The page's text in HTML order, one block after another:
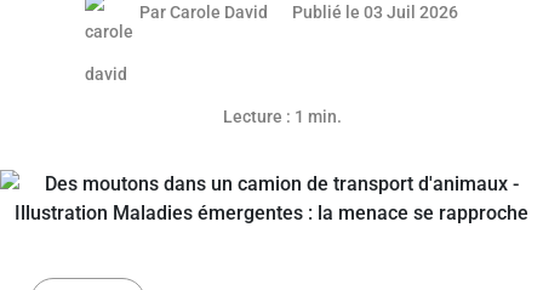
ParCarole David Publié le 03 Juil 202608 juillet
Lecture : 1 min.